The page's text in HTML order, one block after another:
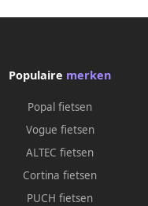
Populaire merken
Popal fietsen
Vogue fietsen
ALTEC fietsen
Cortina fietsen
PUCH fietsen